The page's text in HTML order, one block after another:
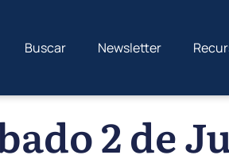
Buscar Newsletter
2 de